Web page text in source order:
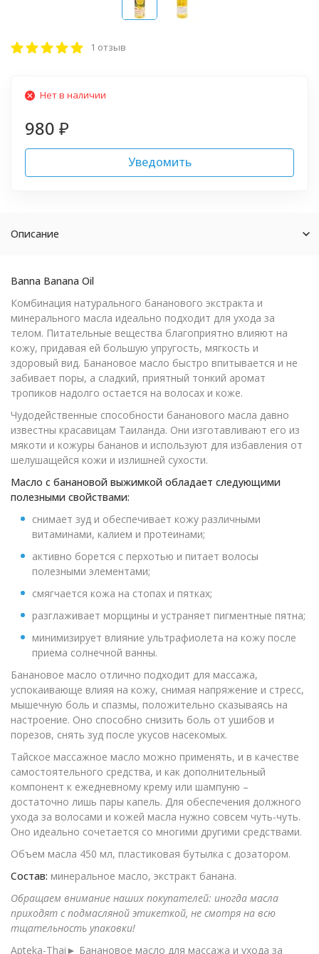
1 отзыв
Нет в наличии
980 ₽
Уведомить
Описание
Banna Banana Oil
Комбинация натурального бананового экстракта и
минерального масла идеально подходит для ухода за
телом. Питательные вещества благоприятно влияют на
кожу, придавая ей большую упругость, мягкость и
здоровый вид. Банановое масло быстро впитывается и не
забивает поры, а сладкий, приятный тонкий аромат
тропиков надолго остается на волосах и коже.
Чудодейственные способности бананового масла давно
известны красавицам Таиланда. Они изготавливают его из
мякоти и кожуры бананов и используют для избавления от
шелушащейся кожи и излишней сухости.
Масло с банановой выжимкой обладает следующими
полезными свойствами:
снимает зуд и обеспечивает кожу различными
витаминами, калием и протеинами;
активно борется с перхотью и питает волосы
полезными элементами;
смягчается кожа на стопах и пятках;
разглаживает морщины и устраняет пигментные пятна;
минимизирует влияние ультрафиолета на кожу после
приема солнечной ванны.
Банановое масло отлично подходит для массажа,
успокаивающе влияя на кожу, снимая напряжение и стресс,
мышечную боль и спазмы, положительно сказываясь на
настроение. Оно способно снизить боль от ушибов и
порезов, снять зуд после укусов насекомых.
Тайское массажное масло можно применять, и в качестве
самостоятельного средства, и как дополнительный
компонент к ежедневному крему или шампуню –
достаточно лишь пары капель. Для обеспечения должного
ухода за волосами и кожей масла нужно совсем чуть-чуть.
Оно идеально сочетается со многими другими средствами.
Объем масла 450 мл, пластиковая бутылка с дозатором.
Состав: минеральное масло, экстракт банана.
Обращаем внимание наших покупателей: иногда масла
приходят с подмасляной этикеткой, не смотря на всю
тщательность упаковки!
Apteka-Thai► Банановое масло для массажа и ухода за